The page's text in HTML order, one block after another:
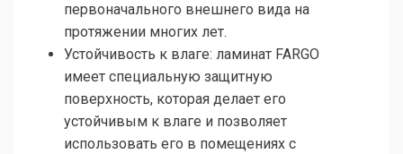
первоначального внешнего вида на
протяжении многих лет.
Устойчивость к влаге: ламинат FARGO
имеет специальную защитную
поверхность, которая делает его
устойчивым к влаге и позволяет
использовать его в помещениях с